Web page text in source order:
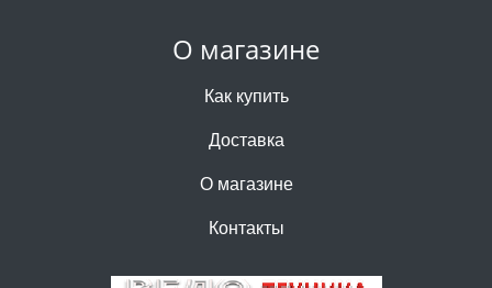
О магазине
Как купить
Доставка
О магазине
Контакты